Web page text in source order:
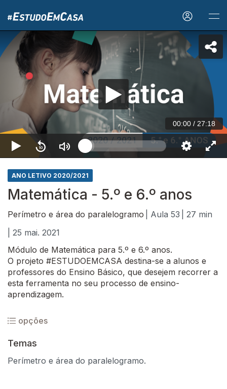
00:00 / 27:18
ANO LETIVO 2020/2021
Matemática - 5.º e 6.º anos
Perímetro e área do paralelogramo | Aula 53
| 27 min
| 25 mai. 2021
Módulo de Matemática para 5.º e 6.º anos.
O projeto #ESTUDOEMCASA destina-se a alunos e
professores do Ensino Básico, que desejem recorrer a
esta ferramenta no seu processo de ensino-
aprendizagem.
opções
Temas
Perímetro e área do paralelogramo.